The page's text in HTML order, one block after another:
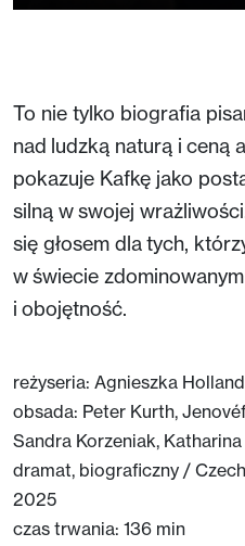
Play
To nie tylko biografia
nad ludzką naturą i ceną
pokazuje Kafkę jako
silną w swojej
się głosem dla tych,
w świecie
i obojętność.
reżyseria: Agnieszka Holland
obsada: Peter Kurth,
Sandra Korzeniak,
dramat, biograficzny /
2025
czas trwania: 136 min